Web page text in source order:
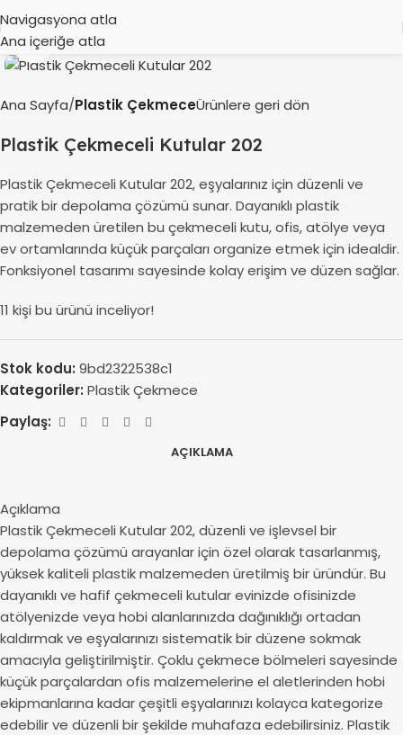
Navigasyona atla
Ana içeriğe atlaBüyütmek için tıklayın
Ana Sayfa Plastik ÇekmeceÜrünlere geri dön
Plastik Çekmeceli Kutular 202
Plastik Çekmeceli Kutular 202, eşyalarınız için düzenli ve
pratik bir depolama çözümü sunar. Dayanıklı plastik
malzemeden üretilen bu çekmeceli kutu, ofis, atölye veya
ev ortamlarında küçük parçaları organize etmek için idealdir.
Fonksiyonel tasarımı sayesinde kolay erişim ve düzen sağlar.
11 kişi bu ürünü inceliyor!
Stok kodu: 9bd2322538c1
Kategoriler: Plastik Çekmece
Paylaş:
AÇIKLAMA
Açıklama
Plastik Çekmeceli Kutular 202, düzenli ve işlevsel bir
depolama çözümü arayanlar için özel olarak tasarlanmış,
yüksek kaliteli plastik malzemeden üretilmiş bir üründür. Bu
dayanıklı ve hafif çekmeceli kutular evinizde ofisinizde
atölyenizde veya hobi alanlarınızda dağınıklığı ortadan
kaldırmak ve eşyalarınızı sistematik bir düzene sokmak
amacıyla geliştirilmiştir. Çoklu çekmece bölmeleri sayesinde
küçük parçalardan ofis malzemelerine el aletlerinden hobi
ekipmanlarına kadar çeşitli eşyalarınızı kolayca kategorize
edebilir ve düzenli bir şekilde muhafaza edebilirsiniz. Plastik